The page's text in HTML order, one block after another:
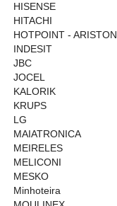
HISENSE
HITACHI
HOTPOINT - ARISTON
INDESIT
JBC
JOCEL
KALORIK
KRUPS
LG
MAIATRONICA
MEIRELES
MELICONI
MESKO
Minhoteira